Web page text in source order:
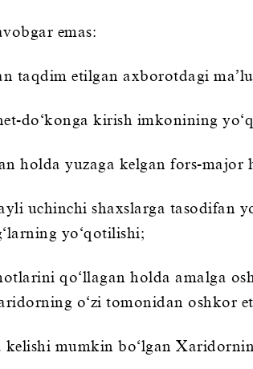
emas:
taqdim etilgan axborotdagi
do‘konga kirish imkonining
holda yuzaga kelgan fors-major
uchinchi shaxslarga tasodifan
yo‘qotilishi;
qo‘llagan holda amalga
o‘zi tomonidan oshkor
kelishi mumkin bo‘lgan